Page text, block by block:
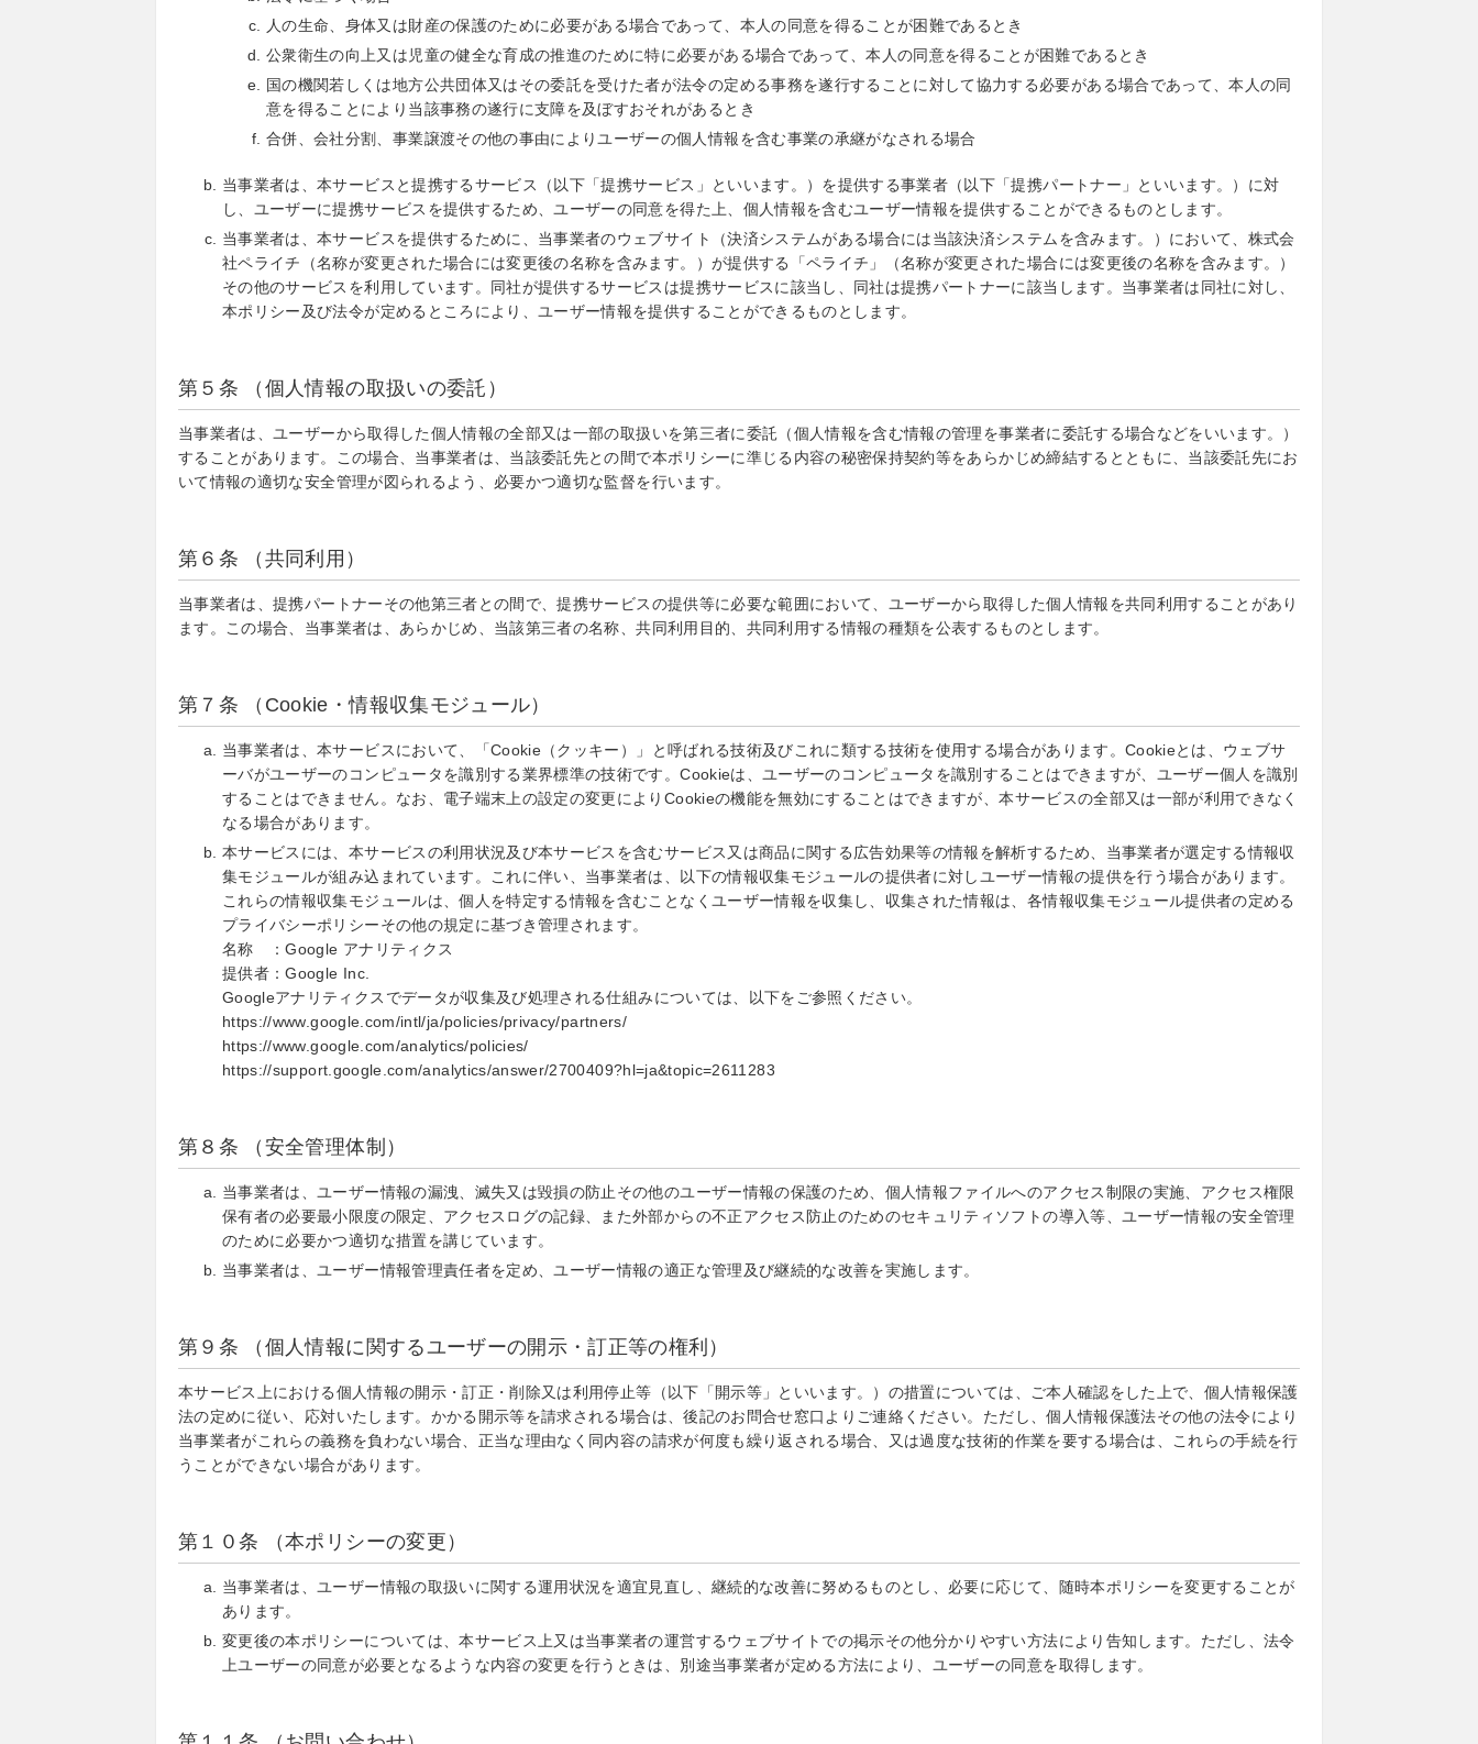
人の生命、身体又は財産の保護のために必要がある場合であって、本人の同意を得ることが困難であるとき
公衆衛生の向上又は児童の健全な育成の推進のために特に必要がある場合であって、本人の同意を得ることが困難であるとき
国の機関若しくは地方公共団体又はその委託を受けた者が法令の定める事務を遂行することに対して協力する必要がある場合であって、本人の同
意を得ることにより当該事務の遂行に支障を及ぼすおそれがあるとき
合併、会社分割、事業譲渡その他の事由によりユーザーの個人情報を含む事業の承継がなされる場合
当事業者は、本サービスと提携するサービス（以下「提携サービス」といいます。）を提供する事業者（以下「提携パートナー」といいます。）に対
し、ユーザーに提携サービスを提供するため、ユーザーの同意を得た上、個人情報を含むユーザー情報を提供することができるものとします。
当事業者は、本サービスを提供するために、当事業者のウェブサイト（決済システムがある場合には当該決済システムを含みます。）において、株式会
社ペライチ（名称が変更された場合には変更後の名称を含みます。）が提供する「ペライチ」（名称が変更された場合には変更後の名称を含みます。）
その他のサービスを利用しています。同社が提供するサービスは提携サービスに該当し、同社は提携パートナーに該当します。当事業者は同社に対し、
本ポリシー及び法令が定めるところにより、ユーザー情報を提供することができるものとします。
第５条 （個人情報の取扱いの委託）
当事業者は、ユーザーから取得した個人情報の全部又は一部の取扱いを第三者に委託（個人情報を含む情報の管理を事業者に委託する場合などをいいます。）
することがあります。この場合、当事業者は、当該委託先との間で本ポリシーに準じる内容の秘密保持契約等をあらかじめ締結するとともに、当該委託先にお
いて情報の適切な安全管理が図られるよう、必要かつ適切な監督を行います。
第６条 （共同利用）
当事業者は、提携パートナーその他第三者との間で、提携サービスの提供等に必要な範囲において、ユーザーから取得した個人情報を共同利用することがあり
ます。この場合、当事業者は、あらかじめ、当該第三者の名称、共同利用目的、共同利用する情報の種類を公表するものとします。
第７条 （Cookie・情報収集モジュール）
当事業者は、本サービスにおいて、「Cookie（クッキー）」と呼ばれる技術及びこれに類する技術を使用する場合があります。Cookieとは、ウェブサ
ーバがユーザーのコンピュータを識別する業界標準の技術です。Cookieは、ユーザーのコンピュータを識別することはできますが、ユーザー個人を識別
することはできません。なお、電子端末上の設定の変更によりCookieの機能を無効にすることはできますが、本サービスの全部又は一部が利用できなく
なる場合があります。
本サービスには、本サービスの利用状況及び本サービスを含むサービス又は商品に関する広告効果等の情報を解析するため、当事業者が選定する情報収
集モジュールが組み込まれています。これに伴い、当事業者は、以下の情報収集モジュールの提供者に対しユーザー情報の提供を行う場合があります。
これらの情報収集モジュールは、個人を特定する情報を含むことなくユーザー情報を収集し、収集された情報は、各情報収集モジュール提供者の定める
プライバシーポリシーその他の規定に基づき管理されます。
名称 ：Google アナリティクス
提供者：Google Inc.
Googleアナリティクスでデータが収集及び処理される仕組みについては、以下をご参照ください。
https://www.google.com/intl/ja/policies/privacy/partners/
https://www.google.com/analytics/policies/
https://support.google.com/analytics/answer/2700409?hl=ja&topic=2611283
第８条 （安全管理体制）
当事業者は、ユーザー情報の漏洩、滅失又は毀損の防止その他のユーザー情報の保護のため、個人情報ファイルへのアクセス制限の実施、アクセス権限
保有者の必要最小限度の限定、アクセスログの記録、また外部からの不正アクセス防止のためのセキュリティソフトの導入等、ユーザー情報の安全管理
のために必要かつ適切な措置を講じています。
当事業者は、ユーザー情報管理責任者を定め、ユーザー情報の適正な管理及び継続的な改善を実施します。
第９条 （個人情報に関するユーザーの開示・訂正等の権利）
本サービス上における個人情報の開示・訂正・削除又は利用停止等（以下「開示等」といいます。）の措置については、ご本人確認をした上で、個人情報保護
法の定めに従い、応対いたします。かかる開示等を請求される場合は、後記のお問合せ窓口よりご連絡ください。ただし、個人情報保護法その他の法令により
当事業者がこれらの義務を負わない場合、正当な理由なく同内容の請求が何度も繰り返される場合、又は過度な技術的作業を要する場合は、これらの手続を行
うことができない場合があります。
第１０条 （本ポリシーの変更）
当事業者は、ユーザー情報の取扱いに関する運用状況を適宜見直し、継続的な改善に努めるものとし、必要に応じて、随時本ポリシーを変更することが
あります。
変更後の本ポリシーについては、本サービス上又は当事業者の運営するウェブサイトでの掲示その他分かりやすい方法により告知します。ただし、法令
上ユーザーの同意が必要となるような内容の変更を行うときは、別途当事業者が定める方法により、ユーザーの同意を取得します。